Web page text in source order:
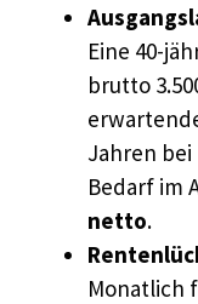
Eine 40-
brutto
Jahren bei
Bedarf im
netto.
Monatlich